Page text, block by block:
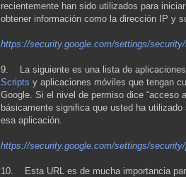
recientemente han sido utilizados para
obtener información como la dirección IP y
https://security.google.com/settings/
9. La siguiente es una lista de aplicaciones
Scripts y aplicaciones móviles que tengan
Google. Si el nivel de permiso dice “acceso
básicamente significa que usted ha
esa aplicación.
https://security.google.com/settings/
10. Esta URL es de mucha importancia